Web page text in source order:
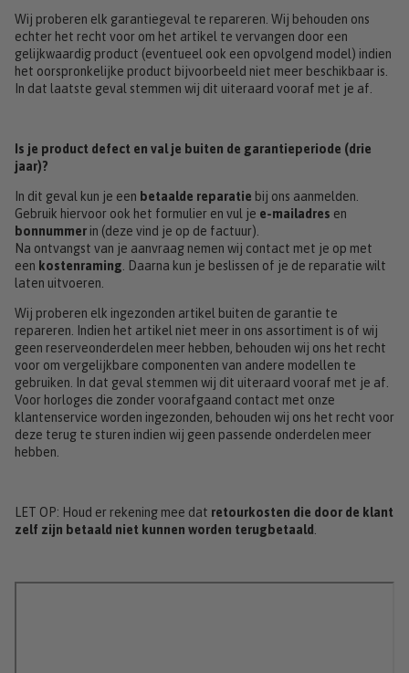
Wij proberen elk garantiegeval te repareren. Wij behouden ons
echter het recht voor om het artikel te vervangen door een
gelijkwaardig product (eventueel ook een opvolgend model) indien
het oorspronkelijke product bijvoorbeeld niet meer beschikbaar is.
In dat laatste geval stemmen wij dit uiteraard vooraf met je af.
Is je product defect en val je buiten de garantieperiode (drie
jaar)?
In dit geval kun je een betaalde reparatie bij ons aanmelden.
Gebruik hiervoor ook het formulier en vul je e-mailadres en
bonnummer in (deze vind je op de factuur).
Na ontvangst van je aanvraag nemen wij contact met je op met
een kostenraming . Daarna kun je beslissen of je de reparatie wilt
laten uitvoeren.
Wij proberen elk ingezonden artikel buiten de garantie te
repareren. Indien het artikel niet meer in ons assortiment is of wij
geen reserveonderdelen meer hebben, behouden wij ons het recht
voor om vergelijkbare componenten van andere modellen te
gebruiken. In dat geval stemmen wij dit uiteraard vooraf met je af.
Voor horloges die zonder voorafgaand contact met onze
klantenservice worden ingezonden, behouden wij ons het recht voor
deze terug te sturen indien wij geen passende onderdelen meer
hebben.
LET OP: Houd er rekening mee dat retourkosten die door de klant
zelf zijn betaald niet kunnen worden terugbetaald